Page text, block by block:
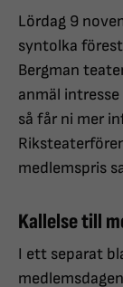
Lördag 9
syntolka
Bergman
anmäl
så får ni mer
medlemspris
Kallelse till
I ett separat